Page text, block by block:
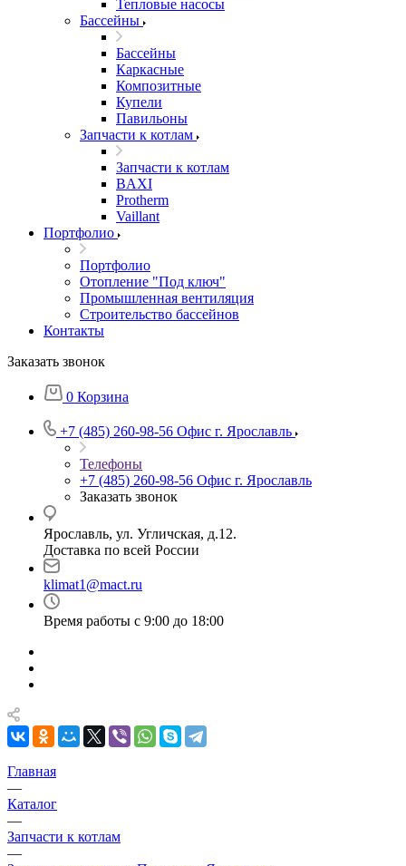
Тепловые насосы
Бассейны
Бассейны
Каркасные
Композитные
Купели
Павильоны
Запчасти к котлам
Запчасти к котлам
BAXI
Protherm
Vaillant
Портфолио
Портфолио
Отопление "Под ключ"
Промышленная вентиляция
Строительство бассейнов
Контакты
Заказать звонок
0 Корзина
+7 (485) 260-98-56 Офис г. Ярославль
Телефоны
+7 (485) 260-98-56 Офис г. Ярославль
Заказать звонок
Ярославль, ул. Угличская, д.12.
Доставка по всей России
klimat1@mact.ru
Время работы с 9:00 до 18:00
Главная
—
Каталог
—
Запчасти к котлам
—